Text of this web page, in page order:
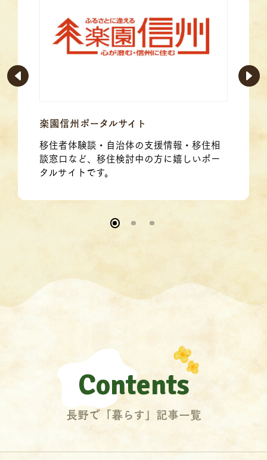
楽園信州ポータルサイト
移住者体験談・自治体の支援情報・移住相
談窓口など、移住検討中の方に嬉しいポー
タルサイトです。
Contents
長野で「暮らす」記事一覧